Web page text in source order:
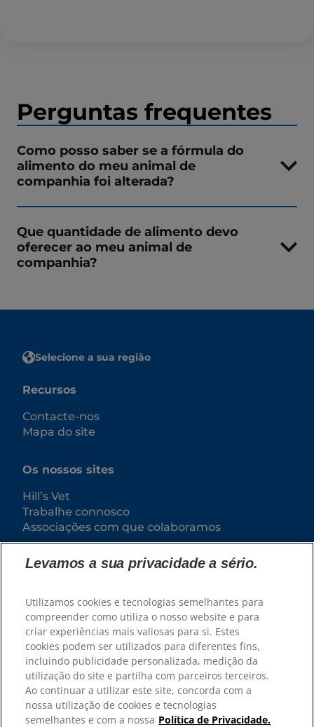
Perguntas frequentes
Como posso saber se a fórmula do
alimento do meu animal de
companhia foi alterada?
Que quantidade de alimento devo
oferecer ao meu animal de
companhia?
Selecione a sua região
Recursos
Contacte-nos
Mapa do site
Os nossos sites
Hill’s Vet
Trabalhe connosco
Associações com que colaboramos
© 2025 Hill's Pet Nutrition, Inc.
Exceto indicação específica em contrário, a
utilização do símbolo de marca comercial "™" neste
site designa as marcas comerciais que são
propriedade da Hill's Pet Nutrition, Inc. A sua
Levamos a sua privacidade a sério.
Utilizamos cookies e tecnologias semelhantes para
compreender como utiliza o nosso website e para
criar experiências mais valiosas para si. Estes
cookies podem ser utilizados para diferentes fins,
incluindo publicidade personalizada, medição da
utilização do site e partilha com parceiros terceiros.
Ao continuar a utilizar este site, concorda com a
nossa utilização de cookies e tecnologias
semelhantes e com a nossa Política de Privacidade.